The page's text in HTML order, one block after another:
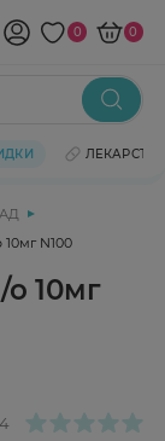
0 0
ЛЕКАРСТВА
N100
10мг